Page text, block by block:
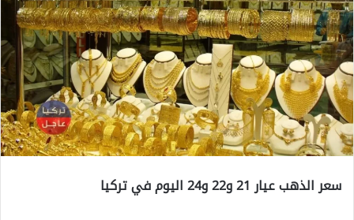
سعر الذهب عيار 21 و22 و24 اليوم في تركيا